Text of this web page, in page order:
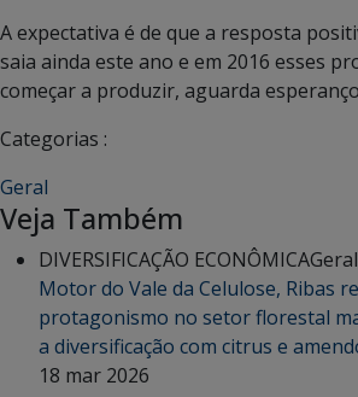
A expectativa é de que a resposta
saia ainda este ano e em 2016 esses
começar a produzir, aguarda
Categorias :
Geral
Veja Também
DIVERSIFICAÇÃO ECONÔMICAGeral
Motor do Vale da Celulose, Ribas
protagonismo no setor florestal
a diversificação com citrus e
18 mar 2026